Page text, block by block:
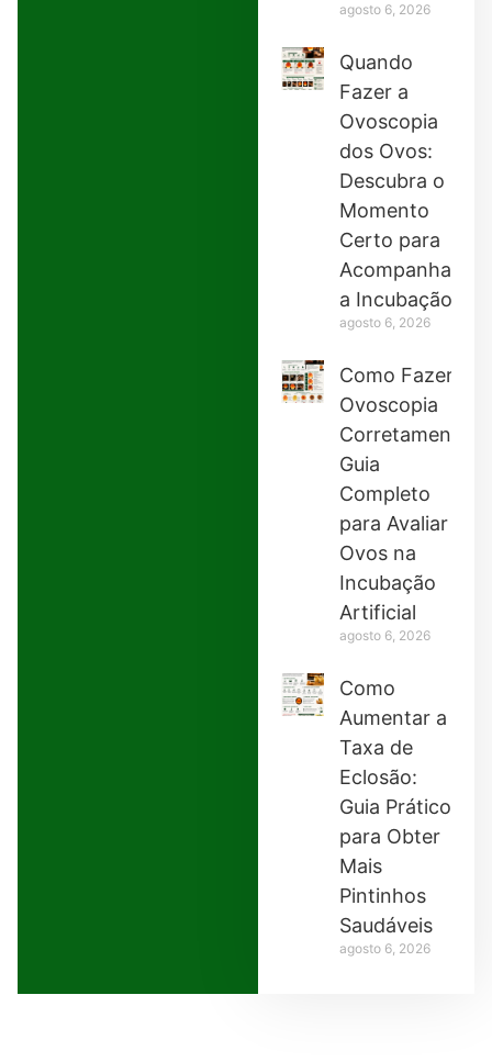
agosto 6, 2026
Quando
Fazer a
Ovoscopia
dos Ovos:
Descubra o
Momento
Certo para
Acompanhar
a Incubação
agosto 6, 2026
Como Fazer
Ovoscopia
Corretamente:
Guia
Completo
para Avaliar
Ovos na
Incubação
Artificial
agosto 6, 2026
Como
Aumentar a
Taxa de
Eclosão:
Guia Prático
para Obter
Mais
Pintinhos
Saudáveis
agosto 6, 2026